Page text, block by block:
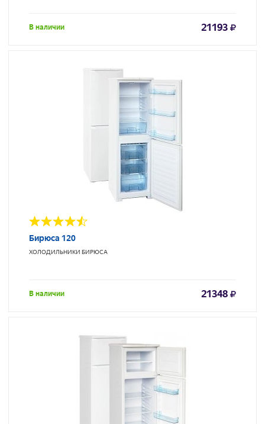
В наличии 21193
Бирюса 120
ХОЛОДИЛЬНИКИ БИРЮСА
В наличии 21348